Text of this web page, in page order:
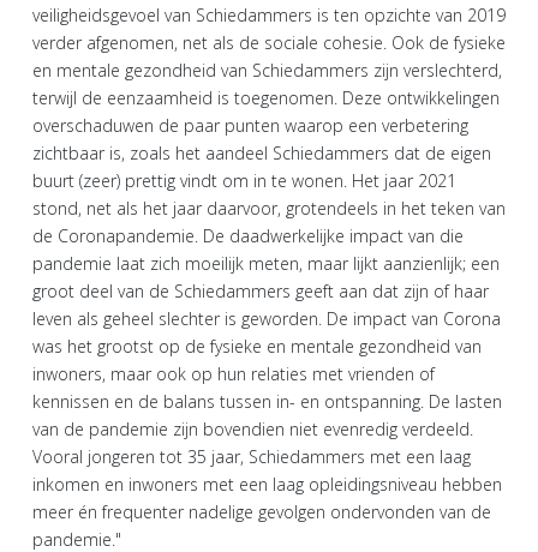
veiligheidsgevoel van Schiedammers is ten opzichte van 2019
verder afgenomen, net als de sociale cohesie. Ook de fysieke
en mentale gezondheid van Schiedammers zijn verslechterd,
terwijl de eenzaamheid is toegenomen. Deze ontwikkelingen
overschaduwen de paar punten waarop een verbetering
zichtbaar is, zoals het aandeel Schiedammers dat de eigen
buurt (zeer) prettig vindt om in te wonen. Het jaar 2021
stond, net als het jaar daarvoor, grotendeels in het teken van
de Coronapandemie. De daadwerkelijke impact van die
pandemie laat zich moeilijk meten, maar lijkt aanzienlijk; een
groot deel van de Schiedammers geeft aan dat zijn of haar
leven als geheel slechter is geworden. De impact van Corona
was het grootst op de fysieke en mentale gezondheid van
inwoners, maar ook op hun relaties met vrienden of
kennissen en de balans tussen in- en ontspanning. De lasten
van de pandemie zijn bovendien niet evenredig verdeeld.
Vooral jongeren tot 35 jaar, Schiedammers met een laag
inkomen en inwoners met een laag opleidingsniveau hebben
meer én frequenter nadelige gevolgen ondervonden van de
pandemie."